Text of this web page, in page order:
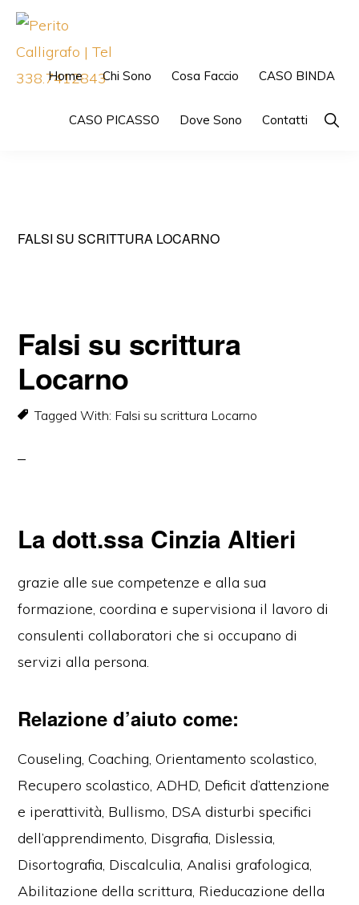
Skip
primary
Skip
CALLIGRAFO
Home Chi Sono Cosa Faccio CASO BINDA
CASO PICASSO Dove Sono Contatti Show
FALSI SU SCRITTURA LOCARNO
Falsi su scrittura
Locarno
Tagged With: Falsi su scrittura Locarno
La dott.ssa Cinzia Altieri
grazie alle sue competenze e alla sua
formazione, coordina e supervisiona il lavoro di
consulenti collaboratori che si occupano di
servizi alla persona.
Relazione d’aiuto come:
Couseling, Coaching, Orientamento scolastico,
Recupero scolastico, ADHD, Deficit d’attenzione
e iperattività, Bullismo, DSA disturbi specifici
dell’apprendimento, Disgrafia, Dislessia,
Disortografia, Discalculia, Analisi grafologica,
Abilitazione della scrittura, Rieducazione della